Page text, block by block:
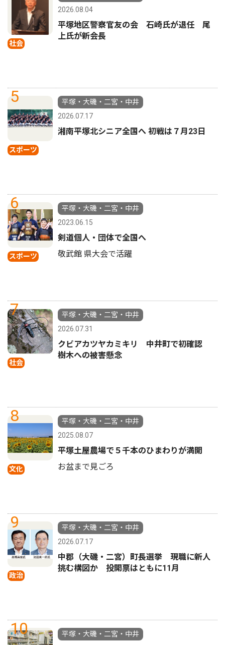
社会
2026.08.04
平塚地区警察官友の会 石崎氏が退任 尾
上氏が新会長
5
スポーツ
平塚・大磯・二宮・中井
2026.07.17
湘南平塚北シニア全国へ 初戦は７月23日
6
スポーツ
平塚・大磯・二宮・中井
2023.06.15
剣道個人・団体で全国へ
敬武館 県大会で活躍
7
社会
平塚・大磯・二宮・中井
2026.07.31
クビアカツヤカミキリ 中井町で初確認
樹木への被害懸念
8
文化
平塚・大磯・二宮・中井
2025.08.07
平塚土屋農場で５千本のひまわりが満開
お盆まで見ごろ
9
政治
平塚・大磯・二宮・中井
2026.07.17
中郡（大磯・二宮）町長選挙 現職に新人
挑む構図か 投開票はともに11月
10
平塚・大磯・二宮・中井